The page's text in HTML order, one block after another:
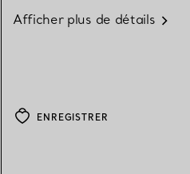
Afficher plus de détails
ENREGISTRER